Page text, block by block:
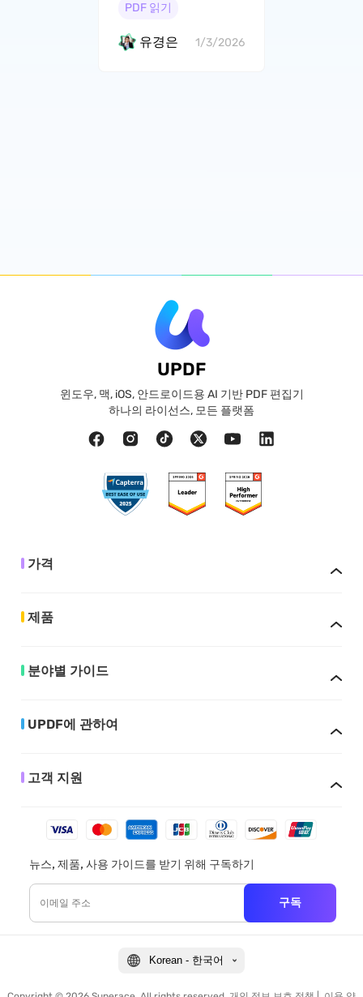
PDF 읽기
유경은 1/3/2026
UPDF
윈도우, 맥, iOS, 안드로이드용 AI 기반 PDF 편집기
하나의 라이선스, 모든 플랫폼
가격
제품
분야별 가이드
UPDF에 관하여
고객 지원
뉴스, 제품, 사용 가이드를 받기 위해 구독하기
구독
Korean - 한국어